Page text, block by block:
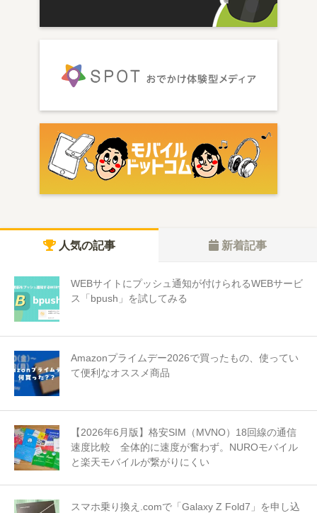
人気の記事 新着記事
WEBサイトにプッシュ通知が付けられるWEBサービ
ス「bpush」を試してみる
Amazonプライムデー2026で買ったもの、使ってい
て便利なオススメ商品
【2026年6月版】格安SIM（MVNO）18回線の通信
速度比較 全体的に速度が奮わず。NUROモバイル
と楽天モバイルが繋がりにくい
スマホ乗り換え.comで「Galaxy Z Fold7」を申し込